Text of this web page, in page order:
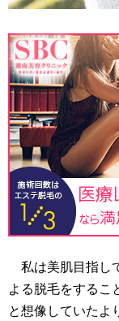
私は美肌目指し
よる脱毛をするこ
と想像していたよ